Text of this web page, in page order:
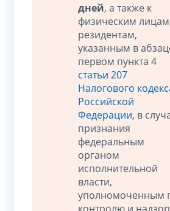
дней, а также к
физическим
резидентам,
указанным в
первом пункта 4
статьи 207
Налогового
Российской
Федерации, в
признания
федеральным
органом
исполнительной
власти,
уполномоченным